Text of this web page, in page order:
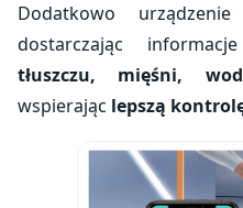
Dodatkowo urządzenie
dostarczając
tłuszczu, mięśni,
wspierając lepszą